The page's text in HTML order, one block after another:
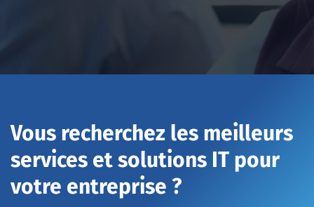
Vous recherchez les meilleurs
services et solutions IT pour
votre entreprise ?